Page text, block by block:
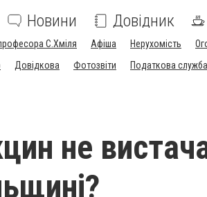
Новини Довідник
професора С.Хміля Афіша Нерухомість
Довідкова Фотозвіти Податкова
не